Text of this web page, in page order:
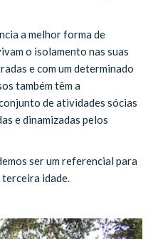
a melhor forma de
o isolamento nas suas
e com um determinado
também têm a
de atividades sócias
e dinamizadas pelos
ser um referencial para
terceira idade.